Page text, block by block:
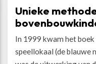
Unieke
In 1999 kwam het
speellokaal (de blauwe